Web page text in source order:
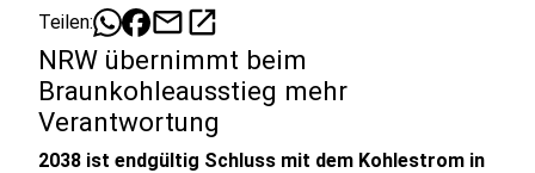
Teilen: mailopen_in_new
NRW übernimmt beim
Braunkohleausstieg mehr
Verantwortung
2038 ist endgültig Schluss mit dem Kohlestrom in